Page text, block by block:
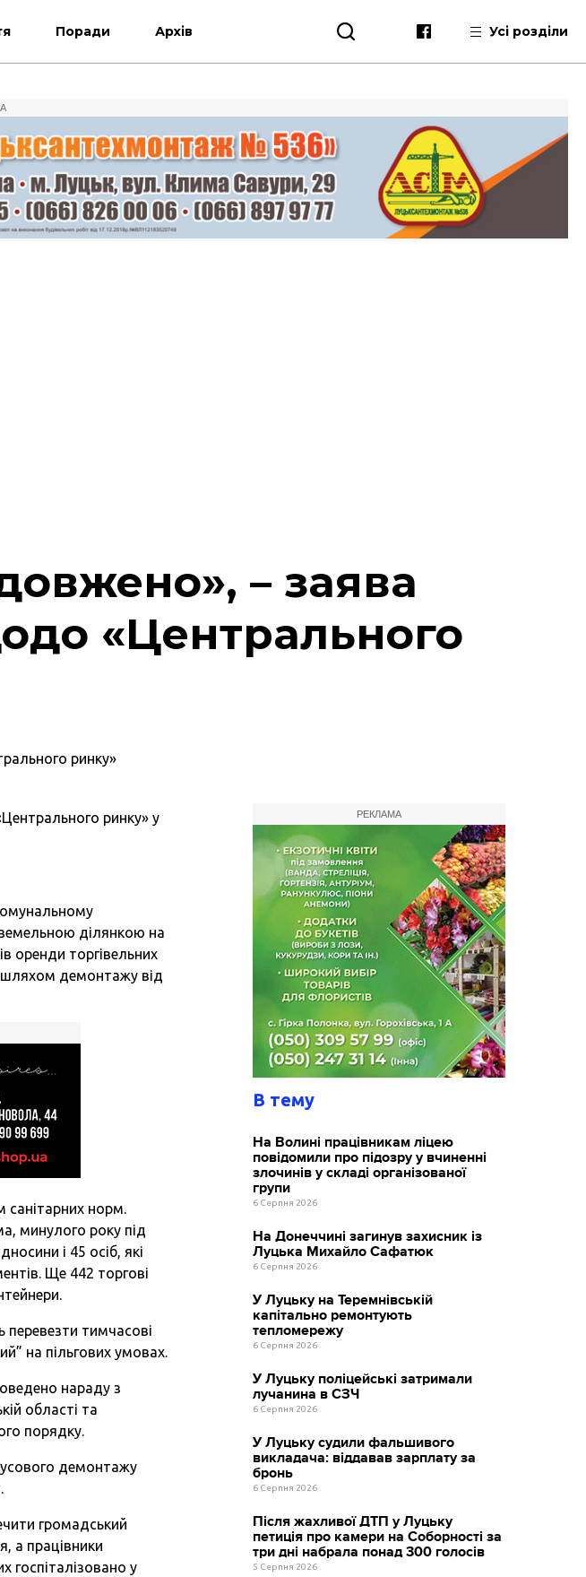
Поради Архів Усі розділи
– заява
«Центрального
ринку» у
земельною ділянкою на
оренди торгівельних
шляхом демонтажу від
санітарних норм.
минулого року під
і 45 осіб, які
Ще 442 торгові
перевезти тимчасові
на пільгових умовах.
нараду з
області та
порядку.
демонтажу
громадський
а працівники
госпіталізовано у
РЕКЛАМА
В тему
На Волині працівникам ліцею
повідомили про підозру у вчиненні
злочинів у складі організованої
групи
6 Серпня 2026
На Донеччині загинув захисник із
Луцька Михайло Сафатюк
6 Серпня 2026
У Луцьку на Теремнівській
капітально ремонтують
тепломережу
6 Серпня 2026
У Луцьку поліцейські затримали
лучанина в СЗЧ
6 Серпня 2026
У Луцьку судили фальшивого
викладача: віддавав зарплату за
бронь
6 Серпня 2026
Після жахливої ДТП у Луцьку
петиція про камери на Соборності за
три дні набрала понад 300 голосів
5 Серпня 2026